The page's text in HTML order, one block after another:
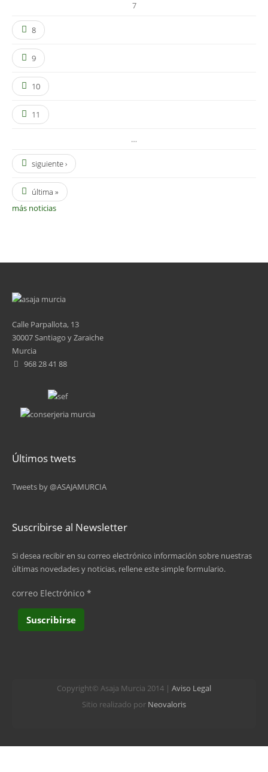
7
8
9
10
11
…
siguiente ›
última »
más noticias
Calle Parpallota, 13
30007 Santiago y Zaraiche
Murcia
968 28 41 88
Últimos twets
Tweets by @ASAJAMURCIA
Suscribirse al Newsletter
Si desea recibir en su correo electrónico información sobre nuestras
últimas novedades y noticias, rellene este simple formulario.
correo Electrónico *
Copyright© Asaja Murcia 2014 | Aviso Legal
Sitio realizado por Neovaloris